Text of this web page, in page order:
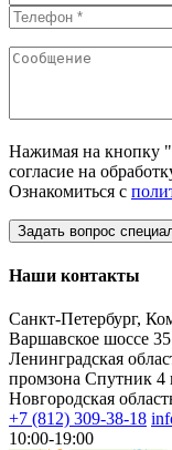
Нажимая на кнопку
согласие на
Ознакомиться с
Наши контакты
Санкт-Петербург,
Варшавское шоссе
Ленинградская
промзона Спутник 4
Новгородская
+7 (812) 309-38-18
10:00-19:00